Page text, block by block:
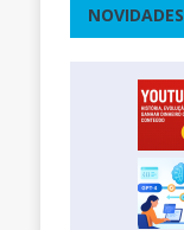
NOVIDADES